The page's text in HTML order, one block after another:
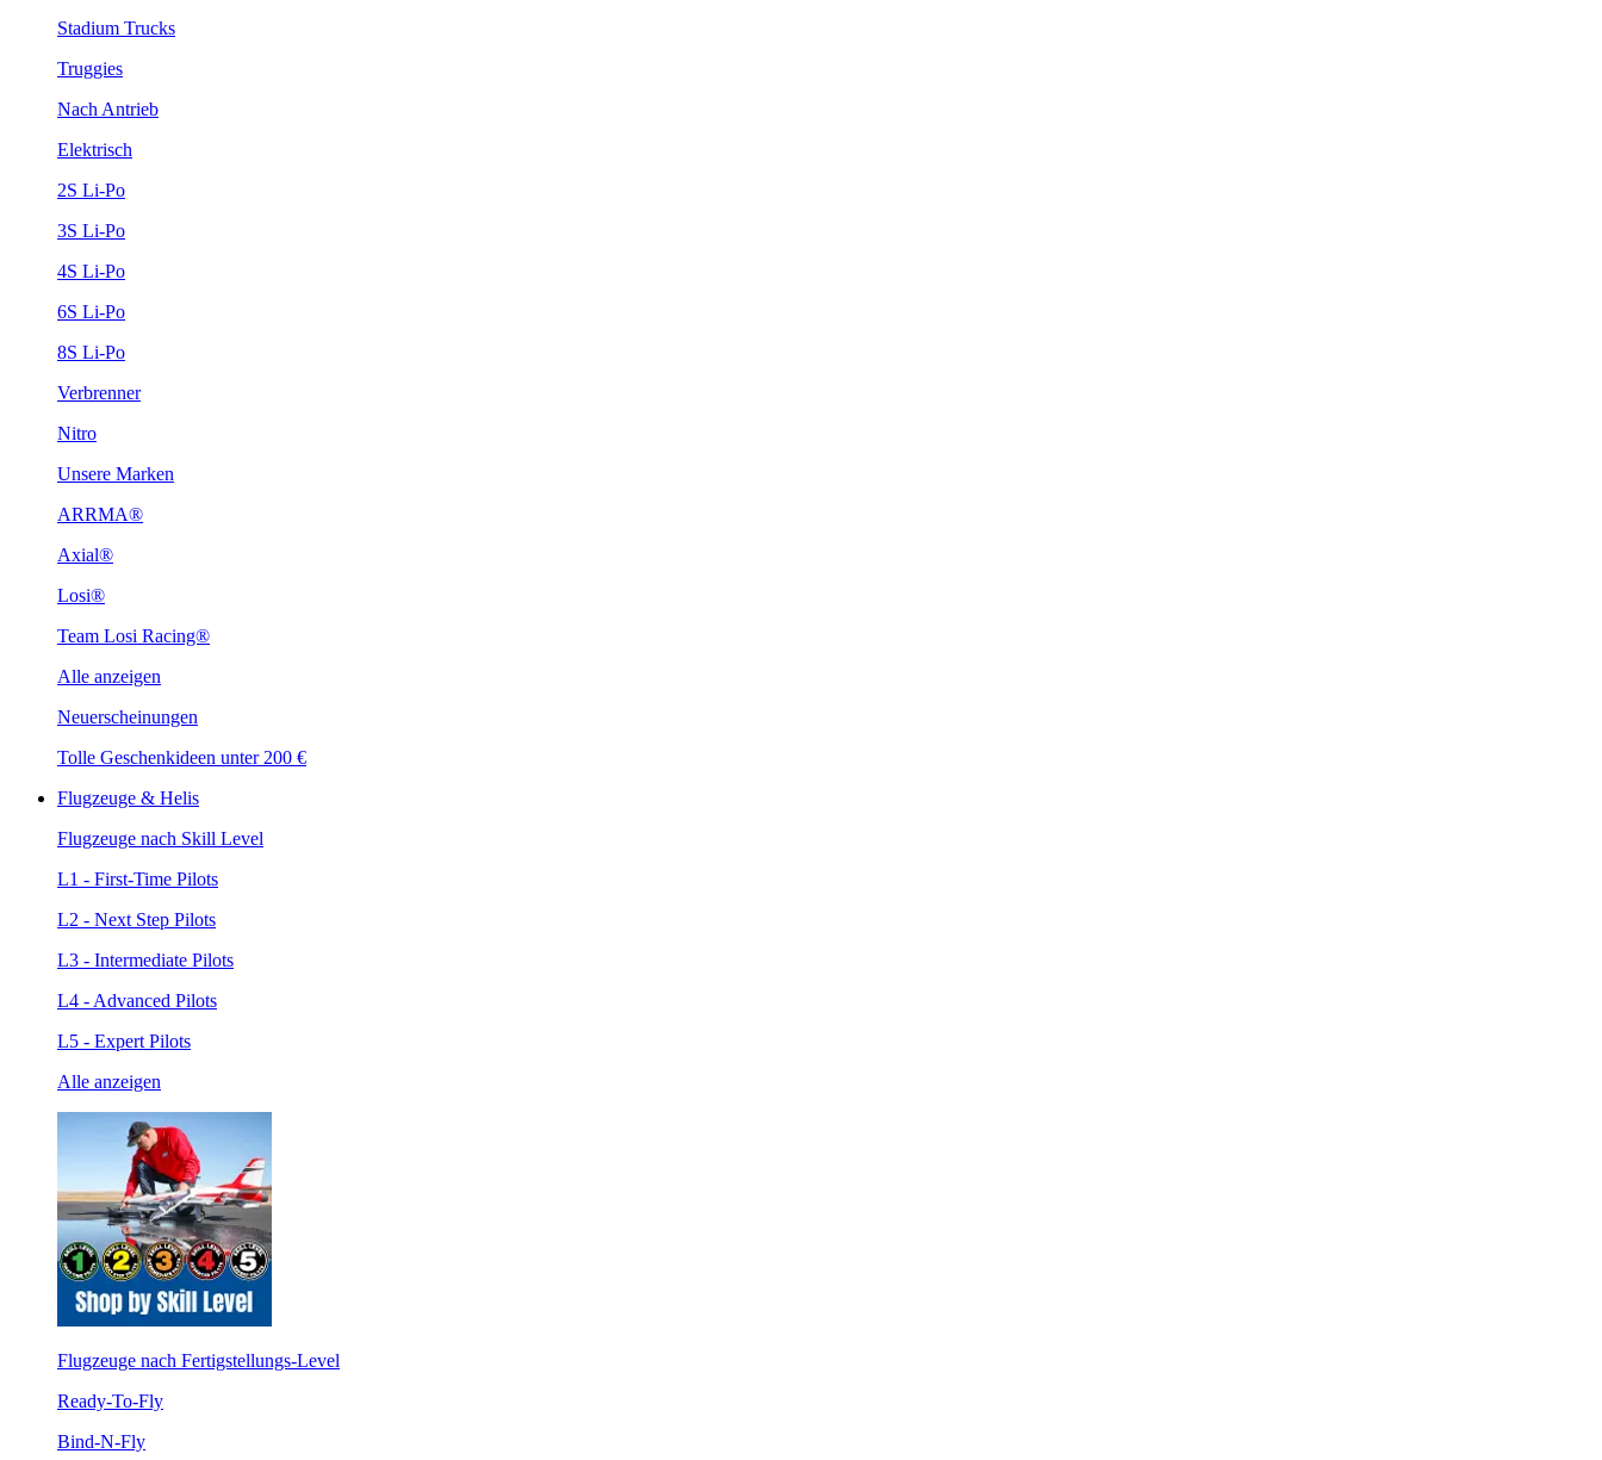
Stadium Trucks
Truggies
Nach Antrieb
Elektrisch
2S Li-Po
3S Li-Po
4S Li-Po
6S Li-Po
8S Li-Po
Verbrenner
Nitro
Unsere Marken
ARRMA®
Axial®
Losi®
Team Losi Racing®
Alle anzeigen
Neuerscheinungen
Tolle Geschenkideen unter 200 €
Flugzeuge & Helis
Flugzeuge nach Skill Level
L1 - First-Time Pilots
L2 - Next Step Pilots
L3 - Intermediate Pilots
L4 - Advanced Pilots
L5 - Expert Pilots
Alle anzeigen
Flugzeuge nach Fertigstellungs-Level
Ready-To-Fly
Bind-N-Fly